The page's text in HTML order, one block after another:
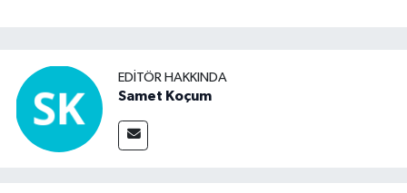
EDITÖR HAKKINDA
Samet Koçum